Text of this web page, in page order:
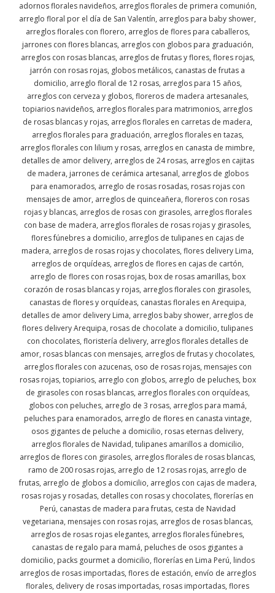
adornos florales navideños, arreglos florales de primera comunión,
arreglo floral por el día de San Valentín, arreglos para baby shower,
arreglos florales con florero, arreglos de flores para caballeros,
jarrones con flores blancas, arreglos con globos para graduación,
arreglos con rosas blancas, arreglos de frutas y flores, flores rojas,
jarrón con rosas rojas, globos metálicos, canastas de frutas a
domicilio, arreglo floral de 12 rosas, arreglos para 15 años,
arreglos con cerveza y globos, floreros de madera artesanales,
topiarios navideños, arreglos florales para matrimonios, arreglos
de rosas blancas y rojas, arreglos florales en carretas de madera,
arreglos florales para graduación, arreglos florales en tazas,
arreglos florales con lilium y rosas, arreglos en canasta de mimbre,
detalles de amor delivery, arreglos de 24 rosas, arreglos en cajitas
de madera, jarrones de cerámica artesanal, arreglos de globos
para enamorados, arreglo de rosas rosadas, rosas rojas con
mensajes de amor, arreglos de quinceañera, floreros con rosas
rojas y blancas, arreglos de rosas con girasoles, arreglos florales
con base de madera, arreglos florales de rosas rojas y girasoles,
flores fúnebres a domicilio, arreglos de tulipanes en cajas de
madera, arreglos de rosas rojas y chocolates, flores delivery Lima,
arreglos de orquídeas, arreglos de flores en cajas de cartón,
arreglo de flores con rosas rojas, box de rosas amarillas, box
corazón de rosas blancas y rojas, arreglos florales con girasoles,
canastas de flores y orquídeas, canastas florales en Arequipa,
detalles de amor delivery Lima, arreglos baby shower, arreglos de
flores delivery Arequipa, rosas de chocolate a domicilio, tulipanes
con chocolates, floristería delivery, arreglos florales detalles de
amor, rosas blancas con mensajes, arreglos de frutas y chocolates,
arreglos florales con azucenas, oso de rosas rojas, mensajes con
rosas rojas, topiarios, arreglo con globos, arreglo de peluches, box
de girasoles con rosas blancas, arreglos florales con orquídeas,
globos con peluches, arreglo de 3 rosas, arreglos para mamá,
peluches para enamorados, arreglo de flores en canasta vintage,
osos gigantes de peluche a domicilio, rosas eternas delivery,
arreglos florales de Navidad, tulipanes amarillos a domicilio,
arreglos de flores con girasoles, arreglos florales de rosas blancas,
ramo de 200 rosas rojas, arreglo de 12 rosas rojas, arreglo de
frutas, arreglo de globos a domicilio, arreglos con cajas de madera,
rosas rojas y rosadas, detalles con rosas y chocolates, florerías en
Perú, canastas de madera para frutas, cesta de Navidad
vegetariana, mensajes con rosas rojas, arreglos de rosas blancas,
arreglos de rosas rojas elegantes, arreglos florales fúnebres,
canastas de regalo para mamá, peluches de osos gigantes a
domicilio, packs gourmet a domicilio, florerías en Lima Perú, lindos
arreglos de rosas importadas, flores de estación, envío de arreglos
florales, delivery de rosas importadas, rosas importadas, flores